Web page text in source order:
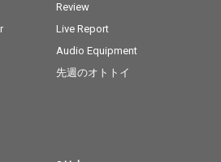
Review
Live Report
Audio Equipment
先週のオトトイ